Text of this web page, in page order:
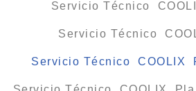
Servicio Técnico
Servicio Técnico
Servicio Técnico COOLIX